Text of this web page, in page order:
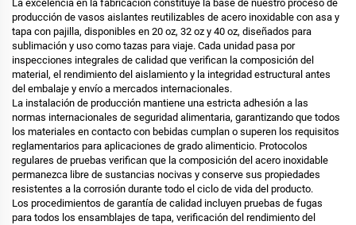
La excelencia en la fabricación constituye la base de nuestro proceso de
producción de vasos aislantes reutilizables de acero inoxidable con asa y
tapa con pajilla, disponibles en 20 oz, 32 oz y 40 oz, diseñados para
sublimación y uso como tazas para viaje. Cada unidad pasa por
inspecciones integrales de calidad que verifican la composición del
material, el rendimiento del aislamiento y la integridad estructural antes
del embalaje y envío a mercados internacionales.
La instalación de producción mantiene una estricta adhesión a las
normas internacionales de seguridad alimentaria, garantizando que todos
los materiales en contacto con bebidas cumplan o superen los requisitos
reglamentarios para aplicaciones de grado alimenticio. Protocolos
regulares de pruebas verifican que la composición del acero inoxidable
permanezca libre de sustancias nocivas y conserve sus propiedades
resistentes a la corrosión durante todo el ciclo de vida del producto.
Los procedimientos de garantía de calidad incluyen pruebas de fugas
para todos los ensamblajes de tapa, verificación del rendimiento del